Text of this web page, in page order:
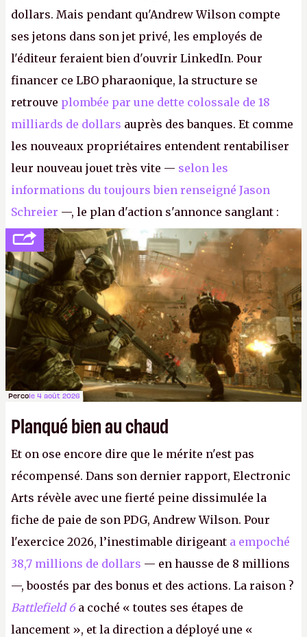
dollars. Mais pendant qu'Andrew Wilson compte
ses jetons dans son jet privé, les employés de
l'éditeur feraient bien d'ouvrir LinkedIn. Pour
financer ce LBO pharaonique, la structure se
retrouve plombée par une dette colossale de 18
milliards de dollars auprès des banques. Et comme
les nouveaux propriétaires entendent rentabiliser
leur nouveau jouet très vite — selon les
informations du toujours bien renseigné Jason
Schreier —, le plan d'action s'annonce sanglant :
réductions de coûts drastiques, fermetures de
studios et licenciements massifs. En gros, essorer
FCetBattlefield, puis virer le reste. P.
Percole 4 août 2026
Planqué bien au chaud
Et on ose encore dire que le mérite n'est pas
récompensé. Dans son dernier rapport, Electronic
Arts révèle avec une fierté peine dissimulée la
fiche de paie de son PDG, Andrew Wilson. Pour
l'exercice 2026, l’inestimable dirigeant a empoché
38,7 millions de dollars — en hausse de 8 millions
—, boostés par des bonus et des actions. La raison ?
Battlefield 6 a coché « toutes ses étapes de
lancement », et la direction a déployé une «